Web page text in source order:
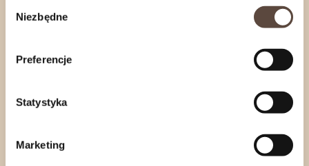
zgody
Niezbędne
Preferencje
Statystyka
Marketing
Nasze wyroby wędzimy na bieżąco, wedle
Zamówienia internetowe wysyłamy
Jeśli zależy Ci na konkretnym terminie realizacji,